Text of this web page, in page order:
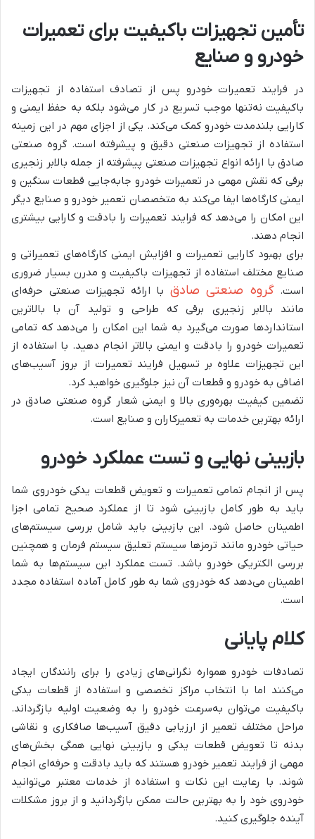
تأمین تجهیزات باکیفیت برای تعمیرات
خودرو و صنایع
در فرایند تعمیرات خودرو پس از تصادف استفاده از تجهیزات
باکیفیت نه‌تنها موجب تسریع در کار می‌شود بلکه به حفظ ایمنی و
کارایی بلندمدت خودرو کمک می‌کند. یکی از اجزای مهم در این زمینه
استفاده از تجهیزات صنعتی دقیق و پیشرفته است. گروه صنعتی
صادق با ارائه انواع تجهیزات صنعتی پیشرفته از جمله بالابر زنجیری
برقی که نقش مهمی در تعمیرات خودرو جابه‌جایی قطعات سنگین و
ایمنی کارگاه‌ها ایفا می‌کند به متخصصان تعمیر خودرو و صنایع دیگر
این امکان را می‌دهد که فرایند تعمیرات را بادقت و کارایی بیشتری
انجام دهند.
برای بهبود کارایی تعمیرات و افزایش ایمنی کارگاه‌های تعمیراتی و
صنایع مختلف استفاده از تجهیزات باکیفیت و مدرن بسیار ضروری
است.گروه صنعتی صادق با ارائه تجهیزات صنعتی حرفه‌ای
مانند بالابر زنجیری برقی که طراحی و تولید آن با بالاترین
استانداردها صورت می‌گیرد به شما این امکان را می‌دهد که تمامی
تعمیرات خودرو را بادقت و ایمنی بالاتر انجام دهید. با استفاده از
این تجهیزات علاوه بر تسهیل فرایند تعمیرات از بروز آسیب‌های
اضافی به خودرو و قطعات آن نیز جلوگیری خواهید کرد.
تضمین کیفیت بهره‌وری بالا و ایمنی شعار گروه صنعتی صادق در
ارائه بهترین خدمات به تعمیرکاران و صنایع است.
بازبینی نهایی و تست عملکرد خودرو
پس از انجام تمامی تعمیرات و تعویض قطعات یدکی خودروی شما
باید به طور کامل بازبینی شود تا از عملکرد صحیح تمامی اجزا
اطمینان حاصل شود. این بازبینی باید شامل بررسی سیستم‌های
حیاتی خودرو مانند ترمزها سیستم تعلیق سیستم فرمان و همچنین
بررسی الکتریکی خودرو باشد. تست عملکرد این سیستم‌ها به شما
اطمینان می‌دهد که خودروی شما به طور کامل آماده استفاده مجدد
است.
کلام پایانی
تصادفات خودرو همواره نگرانی‌های زیادی را برای رانندگان ایجاد
می‌کنند اما با انتخاب مراکز تخصصی و استفاده از قطعات یدکی
باکیفیت می‌توان به‌سرعت خودرو را به وضعیت اولیه بازگرداند.
مراحل مختلف تعمیر از ارزیابی دقیق آسیب‌ها صافکاری و نقاشی
بدنه تا تعویض قطعات یدکی و بازبینی نهایی همگی بخش‌های
مهمی از فرایند تعمیر خودرو هستند که باید بادقت و حرفه‌ای انجام
شوند. با رعایت این نکات و استفاده از خدمات معتبر می‌توانید
خودروی خود را به بهترین حالت ممکن بازگردانید و از بروز مشکلات
آینده جلوگیری کنید.